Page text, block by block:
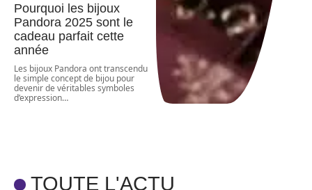
Pourquoi les bijoux
Pandora 2025 sont le
cadeau parfait cette
année
Les bijoux Pandora ont transcendu
le simple concept de bijou pour
devenir de véritables symboles
d’expression…
TOUTE L'ACTU